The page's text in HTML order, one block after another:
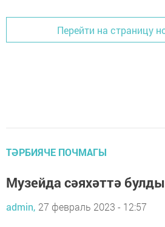
Перейти на страницу
ТӘРБИЯЧЕ ПОЧМАГЫ
Музейда сәяхәттә
admin, 27 февраль 2023 - 12:57